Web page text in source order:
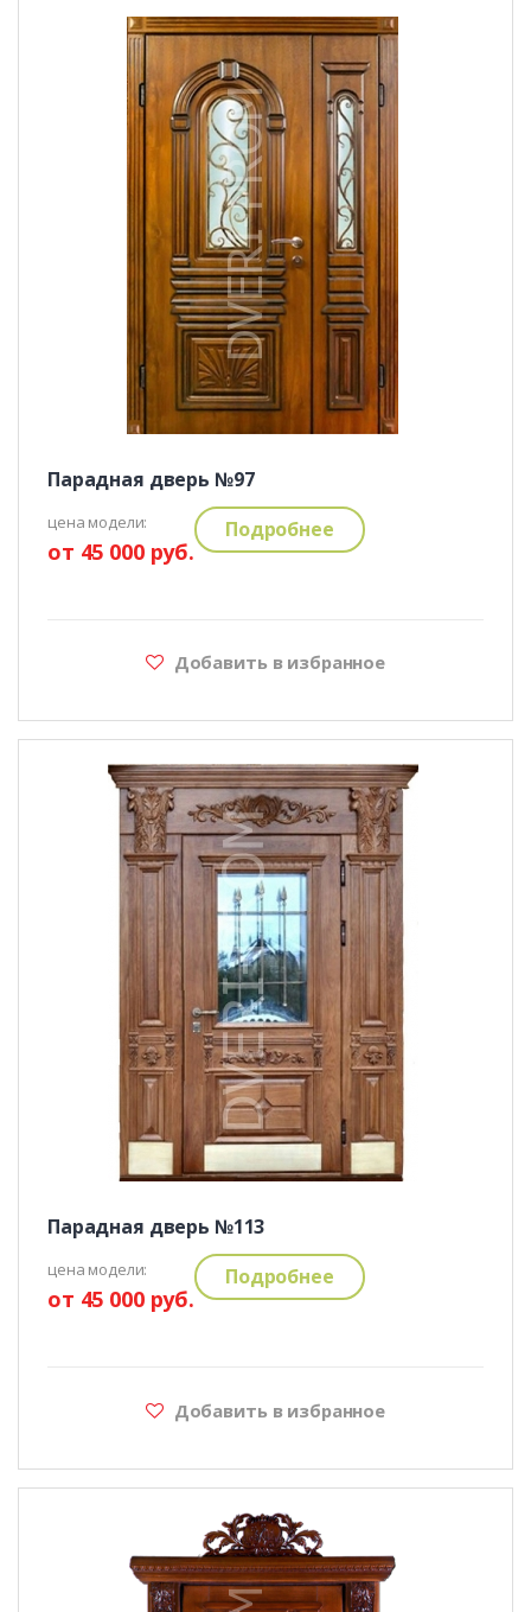
Парадная дверь №97
цена модели:
от 45 000 руб.
Подробнее
Добавить в избранное
Парадная дверь №113
цена модели:
от 45 000 руб.
Подробнее
Добавить в избранное